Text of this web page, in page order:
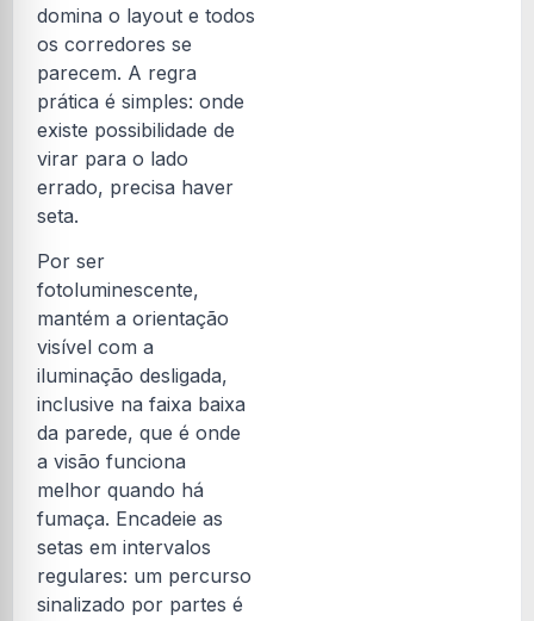
domina o layout e todos
os corredores se
parecem. A regra
prática é simples: onde
existe possibilidade de
virar para o lado
errado, precisa haver
seta.
Por ser
fotoluminescente,
mantém a orientação
visível com a
iluminação desligada,
inclusive na faixa baixa
da parede, que é onde
a visão funciona
melhor quando há
fumaça. Encadeie as
setas em intervalos
regulares: um percurso
sinalizado por partes é